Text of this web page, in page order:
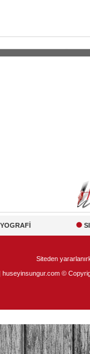
Siteden
©